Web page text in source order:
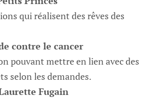
qui réalisent des rêves des
contre le cancer
pouvant mettre en lien avec des
selon les demandes.
Fugain